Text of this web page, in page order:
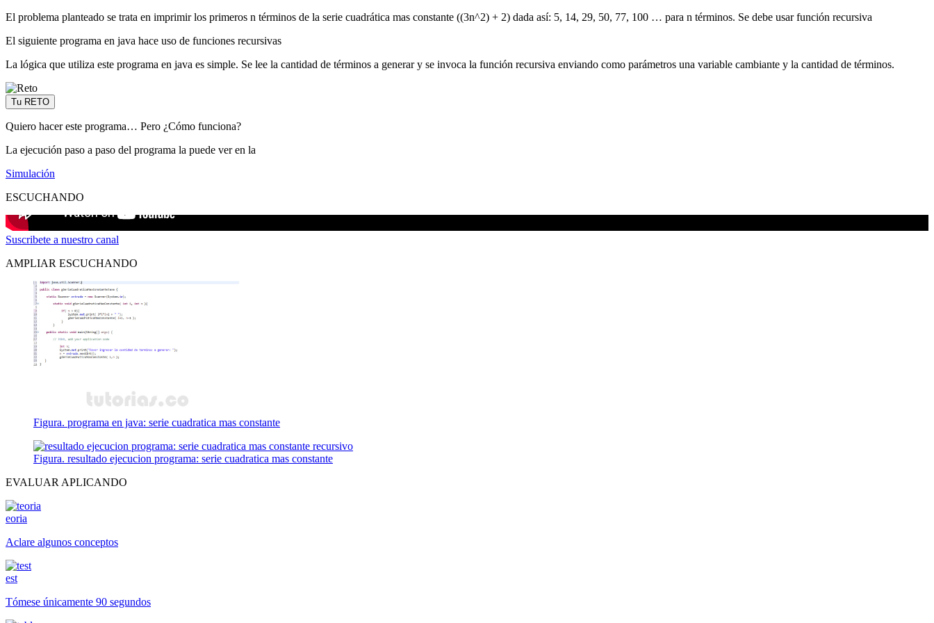
El problema planteado se trata en imprimir los primeros n términos de la serie cuadrática mas constante ((3n^2) + 2) dada así: 5, 14, 29, 50, 77, 100 … para n términos. Se debe usar función recursiva
El siguiente programa en java hace uso de funciones recursivas
La lógica que utiliza este programa en java es simple. Se lee la cantidad de términos a generar y se invoca la función recursiva enviando como parámetros una variable cambiante y la cantidad de términos.
Tu RETO
Quiero hacer este programa… Pero ¿Cómo funciona?
La ejecución paso a paso del programa la puede ver en la
Simulación
ESCUCHANDO
Suscribete a nuestro canal
AMPLIAR ESCUCHANDO
Figura. programa en java: serie cuadratica mas constante
Figura. resultado ejecucion programa: serie cuadratica mas constante
EVALUAR APLICANDO
eoria
Aclare algunos conceptos
est
Tómese únicamente 90 segundos